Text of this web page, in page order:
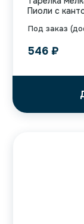
Под заказ
Пиоли с
546 ₽